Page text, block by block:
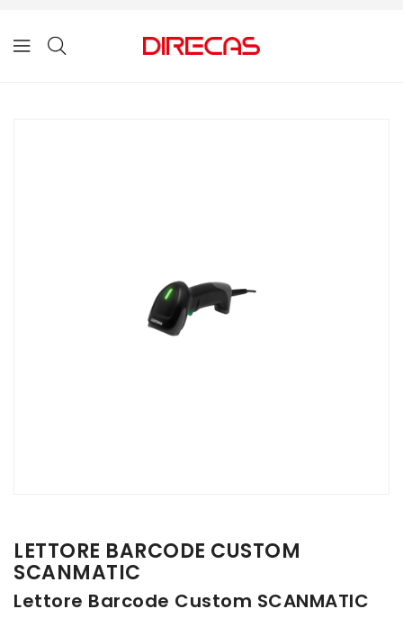
LETTORE BARCODE CUSTOM
SCANMATIC
Lettore Barcode Custom SCANMATIC